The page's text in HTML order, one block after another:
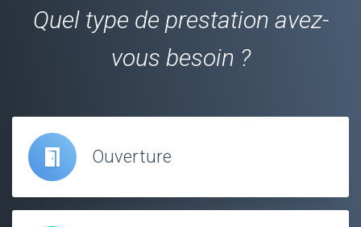
Quel type de prestation avez-
vous besoin ?
Ouverture